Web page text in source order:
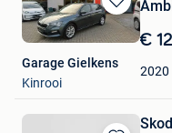
Bewaren
in
Favorieten
€
2020
Garage Gielkens
Kinrooi